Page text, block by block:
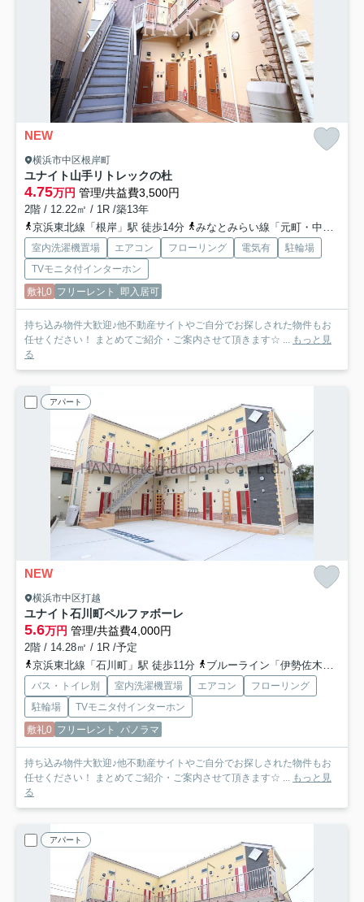
NEW
横浜市中区根岸町
ユナイト山手リトレックの杜
4.75万円 管理/共益費3,500円
2階 / 12.22㎡ / 1R /築13年
京浜東北線「根岸」駅 徒歩14分
みなとみらい線「元町・中華街」駅 バス18分 「間門」 停歩3分
室内洗濯機置場 エアコン フローリング 電気有
駐輪場
TVモニタ付インターホン
敷礼0 フリーレント 即入居可
持ち込み物件大歓迎♪他不動産サイトやご自分でお探しされた物件もお
任せください！ まとめてご紹介・ご案内させて頂きます☆ ...
もっと見
る
アパート
NEW
横浜市中区打越
ユナイト石川町ペルファボーレ
5.6万円 管理/共益費4,000円
2階 / 14.28㎡ / 1R /予定
京浜東北線「石川町」駅 徒歩11分
ブルーライン「伊勢佐木長者町」駅 徒歩14分
バス・トイレ別 室内洗濯機置場 エアコン
フローリング
駐輪場
TVモニタ付インターホン
敷礼0 フリーレント パノラマ
持ち込み物件大歓迎♪他不動産サイトやご自分でお探しされた物件もお
任せください！ まとめてご紹介・ご案内させて頂きます☆ ...
もっと見
る
アパート